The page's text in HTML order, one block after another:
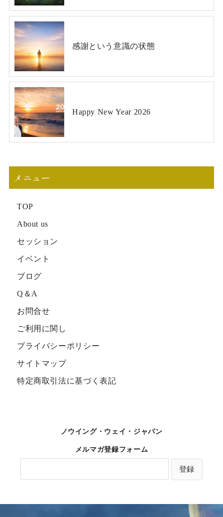
感謝という意識の状態
Happy New Year 2026
メニュー
TOP
About us
セッション
イベント
ブログ
Q＆A
お問合せ
ご利用に関し
プライバシーポリシー
サイトマップ
特定商取引法に基づく表記
ノウイング・ウェイ・ジャパン
メルマガ登録フォーム